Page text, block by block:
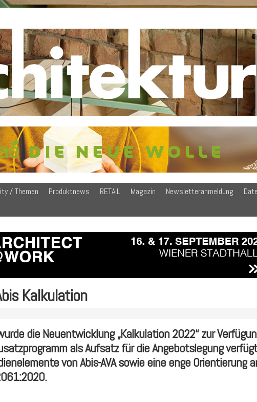
/ Themen Produktnews RETAIL Magazin Newsletteranmeldung
Kalkulation
die Neuentwicklung „Kalkulation 2022“ zur
als Aufsatz für die Angebotslegung verfügt
von Abis-AVA sowie eine enge Orientierung